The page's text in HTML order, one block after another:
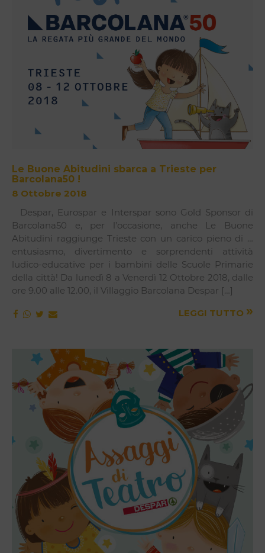
Le Buone Abitudini sbarca a Trieste per
Barcolana50 !
8 Ottobre 2018
Despar, Eurospar e Interspar sono Gold Sponsor di
Barcolana50 e, per l’occasione, anche Le Buone
Abitudini raggiunge Trieste con un carico pieno di …
entusiasmo, divertimento e sorprendenti attività
ludico-educative per i bambini delle Scuole Primarie
della città! Da lunedì 8 a Venerdì 12 Ottobre 2018, dalle
ore 9.00 alle 12.00, il Villaggio Barcolana Despar […]
LEGGI TUTTO »